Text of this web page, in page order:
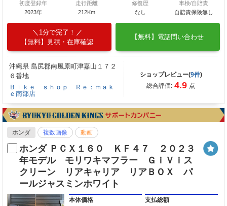
初度登録年
2023年
走行距離
212Km
修復歴
なし
車検/自賠責
自賠責保険無し
1分で完了！
【無料】見積・在庫確認
【無料】電話問い合わせ
沖縄県 島尻郡南風原町津嘉山１７２
６番地
Ｂｉｋｅ ｓｈｏｐ Ｒｅ：ｍａｋ
ｅ南部店
ショップレビュー(9件)
総合評価: 4.9 点
ホンダ 複数画像 動画
ホンダ ＰＣＸ１６０ ＫＦ４７ ２０２３
年モデル モリワキマフラー ＧｉＶｉス
クリーン リアキャリア リアＢＯＸ パ
ールジャスミンホワイト
本体価格 支払総額